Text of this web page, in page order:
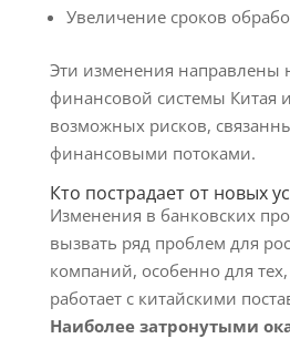
Увеличение сроков
Эти изменения направлены
финансовой системы Китая
возможных рисков,
финансовыми потоками.
Кто пострадает от новых
Изменения в банковских
вызвать ряд проблем для
компаний, особенно для
работает с китайскими
Наиболее затронутыми